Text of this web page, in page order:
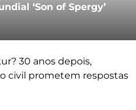
‘Son of Spergy’